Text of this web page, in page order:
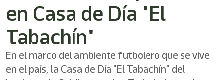
en Casa de Día "El
Tabachín"
En el marco del ambiente futbolero que se vive
en el país, la Casa de Día "El Tabachín" del